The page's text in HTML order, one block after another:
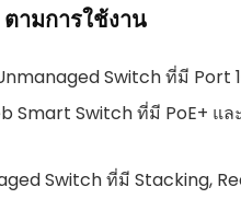
ามการใช้งาน
Switch ที่มี
Smart Switch ที่มี PoE+ แล
Switch ที่มี Stacking,